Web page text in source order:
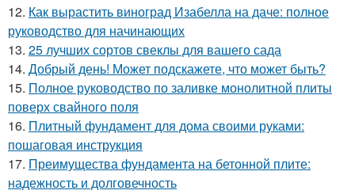
12. Как вырастить виноград Изабелла на даче: полное
руководство для начинающих
13. 25 лучших сортов свеклы для вашего сада
14. Добрый день! Может подскажете, что может быть?
15. Полное руководство по заливке монолитной плиты
поверх свайного поля
16. Плитный фундамент для дома своими руками:
пошаговая инструкция
17. Преимущества фундамента на бетонной плите:
надежность и долговечность